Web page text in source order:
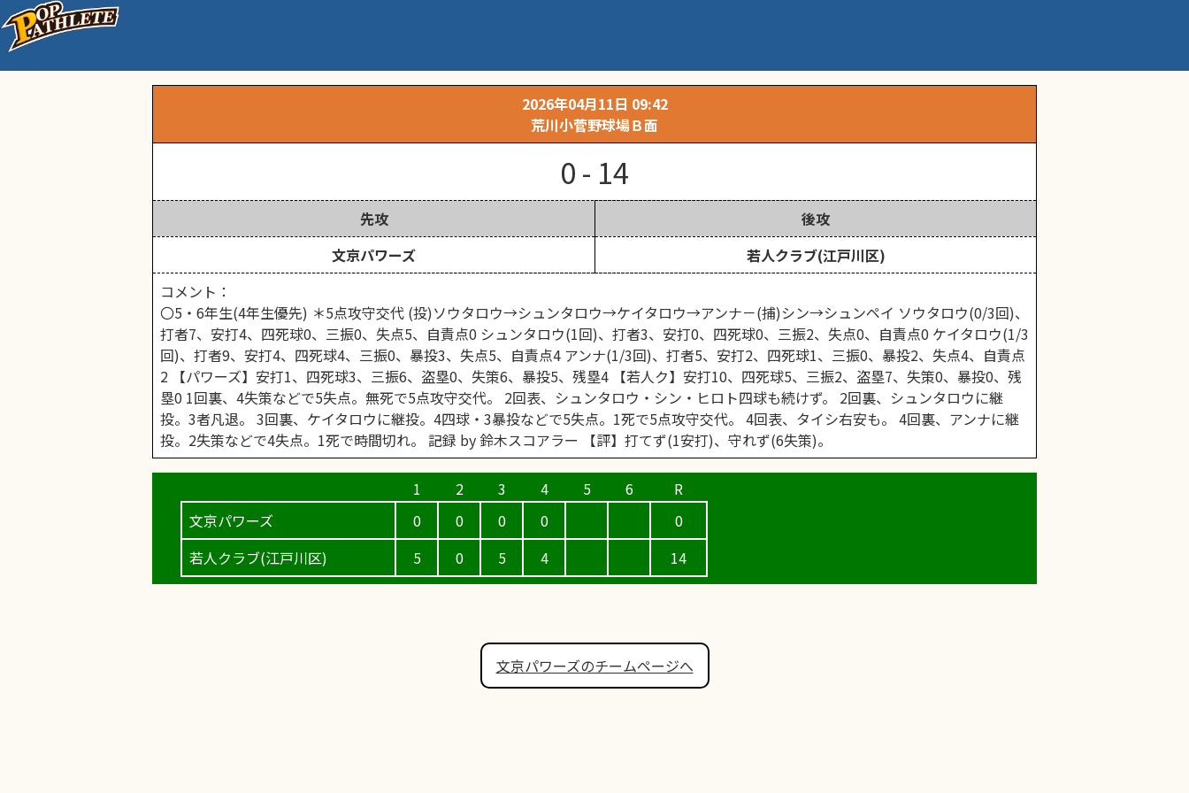
2026年04月11日 09:42
荒川小菅野球場Ｂ面
0 - 14
先攻
後攻
文京パワーズ
若人クラブ(江戸川区)
コメント：
〇5・6年生(4年生優先) ＊5点攻守交代 (投)ソウタロウ→シュンタロウ→ケイタロウ→アンナ－(捕)シン→シュンペイ ソウタロウ(0/3回)、
打者7、安打4、四死球0、三振0、失点5、自責点0 シュンタロウ(1回)、打者3、安打0、四死球0、三振2、失点0、自責点0 ケイタロウ(1/3
回)、打者9、安打4、四死球4、三振0、暴投3、失点5、自責点4 アンナ(1/3回)、打者5、安打2、四死球1、三振0、暴投2、失点4、自責点
2 【パワーズ】安打1、四死球3、三振6、盗塁0、失策6、暴投5、残塁4 【若人ク】安打10、四死球5、三振2、盗塁7、失策0、暴投0、残
塁0 1回裏、4失策などで5失点。無死で5点攻守交代。 2回表、シュンタロウ・シン・ヒロト四球も続けず。 2回裏、シュンタロウに継
投。3者凡退。 3回裏、ケイタロウに継投。4四球・3暴投などで5失点。1死で5点攻守交代。 4回表、タイシ右安も。 4回裏、アンナに継
投。2失策などで4失点。1死で時間切れ。 記録 by 鈴木スコアラー 【評】打てず(1安打)、守れず(6失策)。
文京パワーズ
若人クラブ(江戸川区)
0
5
0
0
0
5
0
4
0
14
文京パワーズのチームページへ